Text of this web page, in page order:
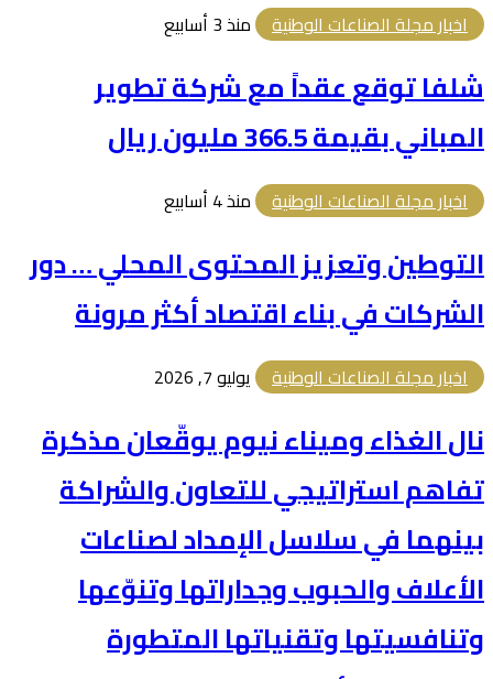
اخبار مجلة الصناعات الوطنية منذ 3 أسابيع
شلفا توقع عقداً مع شركة تطوير
المباني بقيمة 366.5 مليون ريال
اخبار مجلة الصناعات الوطنية منذ 4 أسابيع
التوطين وتعزيز المحتوى المحلي … دور
الشركات في بناء اقتصاد أكثر مرونة
اخبار مجلة الصناعات الوطنية يوليو 7, 2026
نال الغذاء وميناء نيوم يوقّعان مذكرة
تفاهم استراتيجي للتعاون والشراكة
بينهما في سلاسل الإمداد لصناعات
الأعلاف والحبوب وجداراتها وتنوّعها
وتنافسيتها وتقنياتها المتطورة